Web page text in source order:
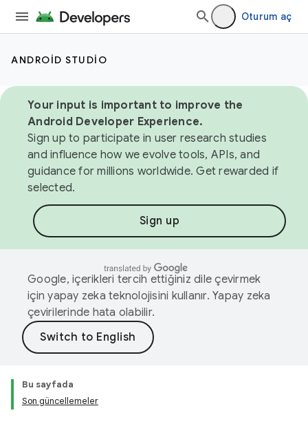
Oturum aç
ANDROID STUDIO
Your input is important to improve the
Android Developer Experience.
Sign up to participate in user research studies
and influence how we evolve tools, APIs, and
guidance for millions worldwide. Get rewarded if
selected.
Sign up
Google, içerikleri tercih ettiğiniz dile çevirmek
için yapay zeka teknolojisini kullanır. Yapay zeka
çevirilerinde hata olabilir.
Bu sayfada
Son güncellemeler